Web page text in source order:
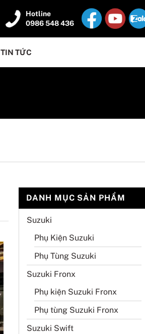
Hotline
0986 548 436
TIN TỨC
DANH MỤC SẢN PHẨM
Suzuki
Phụ Kiện Suzuki
Phụ Tùng Suzuki
Suzuki Fronx
Phụ kiện Suzuki Fronx
Phụ tùng Suzuki Fronx
Suzuki Swift